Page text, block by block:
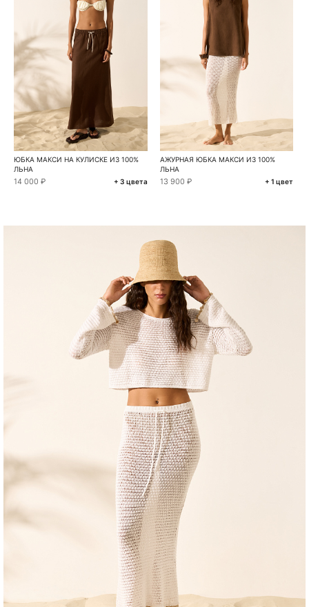
ЮБКА МАКСИ НА КУЛИСКЕ ИЗ 100%
ЛЬНА
14 000 ₽ + 3 цвета
АЖУРНАЯ ЮБКА МАКСИ ИЗ 100%
ЛЬНА
13 900 ₽ + 1 цвет